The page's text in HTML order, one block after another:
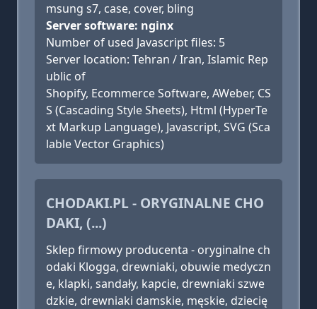
msung s7, case, cover, bling
Server software: nginx
Number of used Javascript files: 5
Server location: Tehran / Iran, Islamic Rep
ublic of
Shopify, Ecommerce Software, AWeber, CS
S (Cascading Style Sheets), Html (HyperTe
xt Markup Language), Javascript, SVG (Sca
lable Vector Graphics)
CHODAKI.PL - ORYGINALNE CHO
DAKI, (...)
Sklep firmowy producenta - oryginalne ch
odaki Klogga, drewniaki, obuwie medyczn
e, klapki, sandały, kapcie, drewniaki szwe
dzkie, drewniaki damskie, męskie, dziecię